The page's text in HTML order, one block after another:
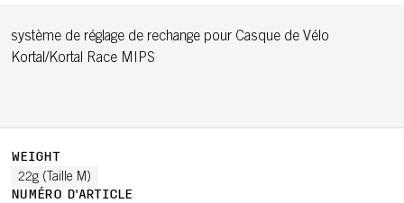
système de réglage de rechange pour Casque de Vélo
Kortal/Kortal Race MIPS
WEIGHT
22g (Taille M)
NUMÉRO D'ARTICLE